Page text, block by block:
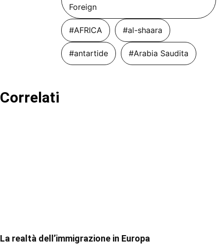
Foreign
#AFRICA #al-shaara
#antartide #Arabia Saudita
Correlati
La realtà dell’immigrazione in Europa